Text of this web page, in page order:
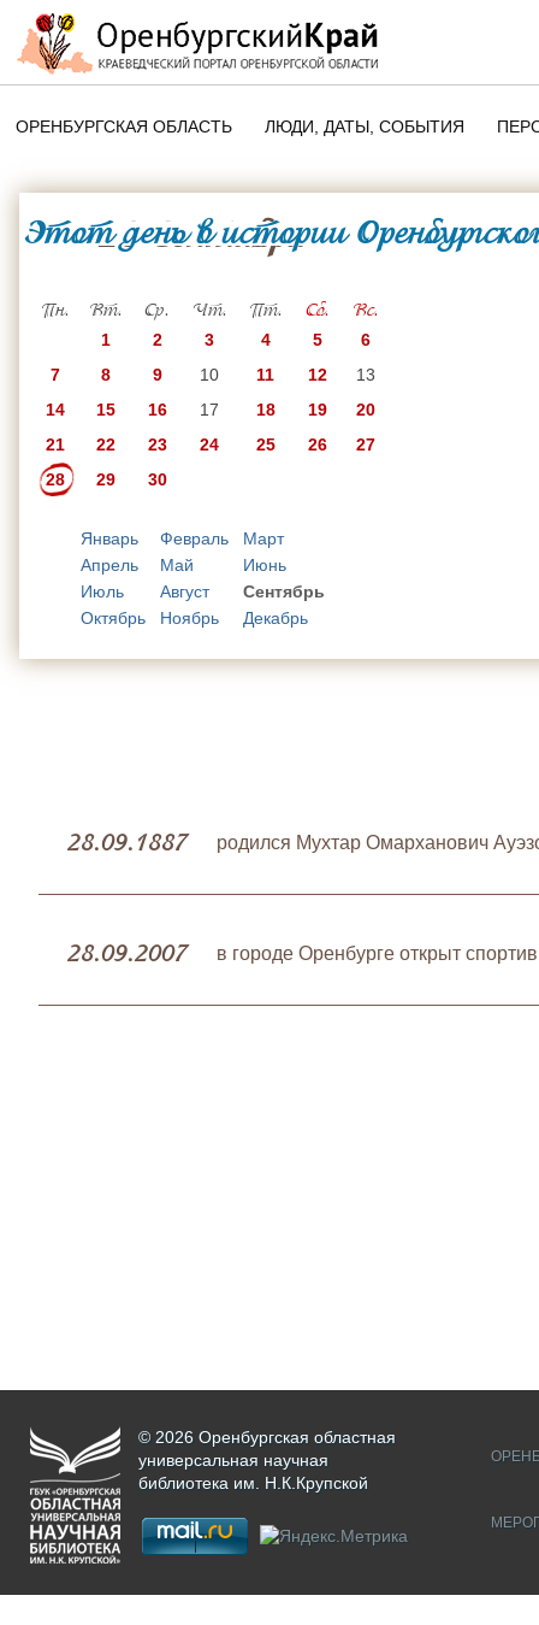
ОРЕНБУРГСКАЯ ОБЛАСТЬ ЛЮДИ, ДАТЫ, CОБЫТИЯ
ЭТОТ ДЕНЬ В ИСТОРИИ
ПАМЯТНЫЕ ДАТЫ
Этот день в истории
28 Сентября
Пн. Вт. Ср. Чт. Пт. Сб. Вс.
1 2 3 4 5
6
7
8 9 10 11 12
13
14
15 16 17 18 19
20
21
22 23 24 25 26
27
28
29 30
Январь Февраль
Март
Апрель
Май
Июнь
Июль
Август
Сентябрь
Октябрь
Ноябрь Декабрь
28.09.1887 родился Мухтар Омарханович
28.09.2007 в городе Оренбурге открыт
© 2026 Оренбургская областная
универсальная научная
библиотека им. Н.К.Крупской